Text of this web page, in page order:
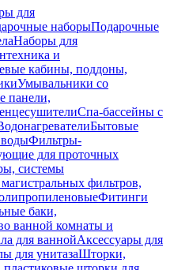
для
наборыПодарочные
Наборы для
и
кабины, поддоны,
Умывальники со
панели,
Спа-бассейны с
Бытовые
Фильтры-
для проточных
системы
фильтров,
Фитинги
баки,
ванной комнаты и
для ваннойАксессуары для
для унитазаШторки,